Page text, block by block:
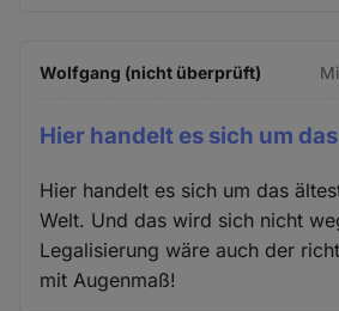
Wolfgang (nicht überprüft)
Hier handelt es sich um das
Hier handelt es sich um das
Welt. Und das wird sich nicht
Legalisierung wäre auch der
mit Augenmaß!